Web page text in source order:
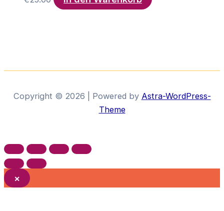
Copyright © 2026 | Powered by Astra-WordPress-
Theme
×